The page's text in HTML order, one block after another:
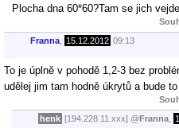
Plocha dna 60*60?Tam se jich
Franna 15.12.2012 09:13
To je úplně v pohodě 1,2-3 bez
udělej jim tam hodně úkrytů a bude
henk [194.228.11.xxx] @Franna